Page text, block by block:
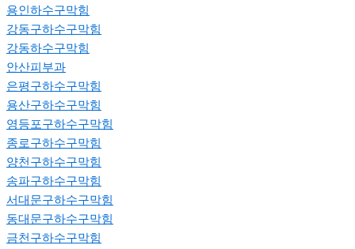
용인하수구막힘
강동구하수구막힘
강동하수구막힘
안산피부과
은평구하수구막힘
용산구하수구막힘
영등포구하수구막힘
종로구하수구막힘
양천구하수구막힘
송파구하수구막힘
서대문구하수구막힘
동대문구하수구막힘
금천구하수구막힘